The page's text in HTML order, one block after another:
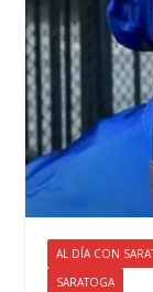
AL DÍA CON
SARATOGA